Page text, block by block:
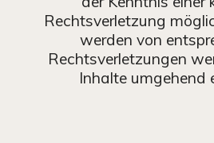
Rechtsverletzung
werden von
Rechtsverletzungen
Inhalte umgehend